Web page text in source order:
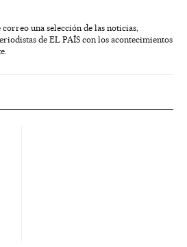
correo una selección de las noticias,
de EL PAÍS con los acontecimientos